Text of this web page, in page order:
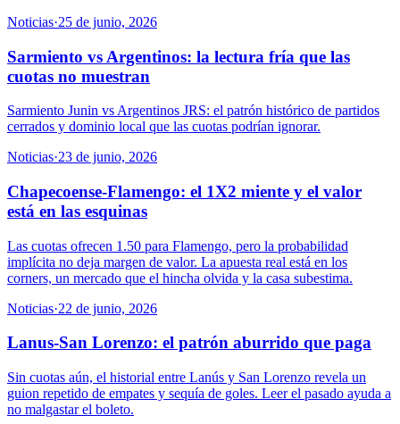
Noticias·25 de junio, 2026
Sarmiento vs Argentinos: la lectura fría que las
cuotas no muestran
Sarmiento Junin vs Argentinos JRS: el patrón histórico de partidos
cerrados y dominio local que las cuotas podrían ignorar.
Noticias·23 de junio, 2026
Chapecoense-Flamengo: el 1X2 miente y el valor
está en las esquinas
Las cuotas ofrecen 1.50 para Flamengo, pero la probabilidad
implícita no deja margen de valor. La apuesta real está en los
corners, un mercado que el hincha olvida y la casa subestima.
Noticias·22 de junio, 2026
Lanus-San Lorenzo: el patrón aburrido que paga
Sin cuotas aún, el historial entre Lanús y San Lorenzo revela un
guion repetido de empates y sequía de goles. Leer el pasado ayuda a
no malgastar el boleto.